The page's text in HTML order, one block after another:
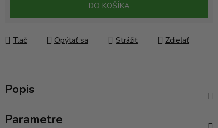
DO KOŠÍKA
Tlač Opýtať sa Strážiť Zdieľať
Popis
Parametre